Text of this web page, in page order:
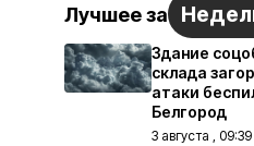
Лучшее за
Здание
склада
атаки
Белгород
3 августа , 09:39